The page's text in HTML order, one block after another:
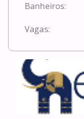
Banheiros:
Vagas: